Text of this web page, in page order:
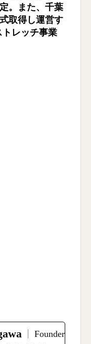
。また、千葉
取得し運営す
レッチ事業
Founder